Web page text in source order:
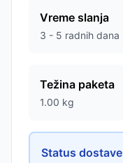
Vreme slanja
3 - 5 radnih dana
Težina paketa
1.00 kg
Status dostave